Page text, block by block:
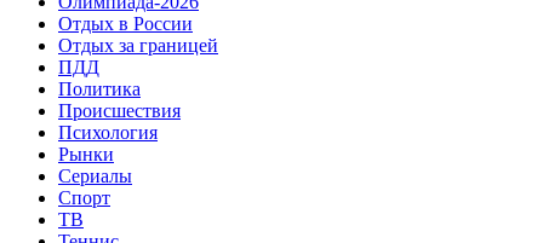
Отдых в России
Отдых за границей
ПДД
Политика
Происшествия
Психология
Рынки
Сериалы
Спорт
ТВ